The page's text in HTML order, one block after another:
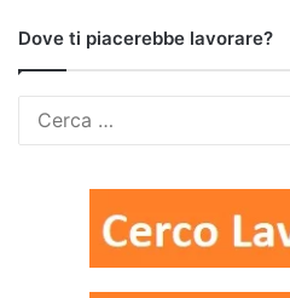
Dove ti piacerebbe lavorare?